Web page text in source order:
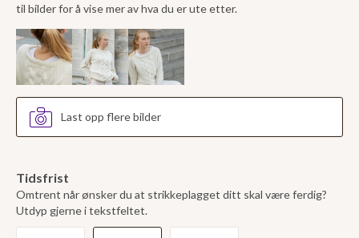
til bilder for å vise mer av hva du er ute etter.
Last opp flere bilder
Tidsfrist
Omtrent når ønsker du at strikkeplagget ditt skal være ferdig?
Utdyp gjerne i tekstfeltet.